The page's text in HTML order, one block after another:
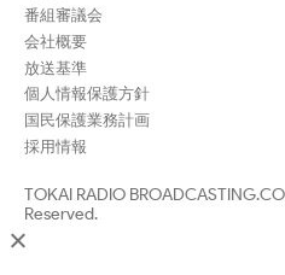
番組審議会
会社概要
放送基準
個人情報保護方針
国民保護業務計画
採用情報
TOKAI RADIO
Reserved.